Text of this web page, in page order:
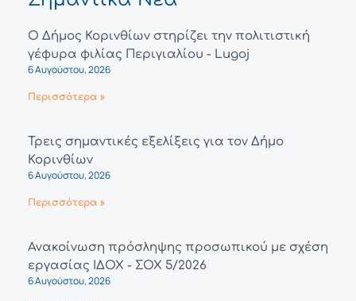
Ο Δήμος Κορινθίων στηρίζει την πολιτιστική
γέφυρα φιλίας Περιγιαλίου - Lugoj
6 Αυγούστου, 2026
Περισσότερα »
Τρεις σημαντικές εξελίξεις για τον Δήμο
Κορινθίων
6 Αυγούστου, 2026
Περισσότερα »
Ανακοίνωση πρόσληψης προσωπικού με σχέση
εργασίας ΙΔΟΧ - ΣΟΧ 5/2026
6 Αυγούστου, 2026